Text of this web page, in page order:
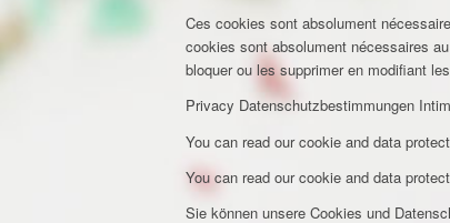
Ces cookies sont absolument
cookies sont absolument nécessaires
bloquer ou les supprimer en modifiant
Privacy Datenschutzbestimmungen
You can read our cookie and data
You can read our cookie and data
Sie können unsere Cookies und